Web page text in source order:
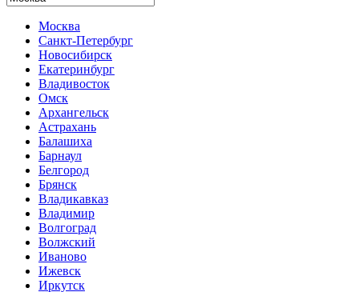
Москва
Санкт-Петербург
Новосибирск
Екатеринбург
Владивосток
Омск
Архангельск
Астрахань
Балашиха
Барнаул
Белгород
Брянск
Владикавказ
Владимир
Волгоград
Волжский
Иваново
Ижевск
Иркутск